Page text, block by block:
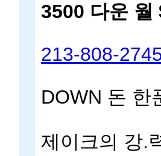
3500 다운 월
213-808-
DOWN 돈 한
제이크의 강.